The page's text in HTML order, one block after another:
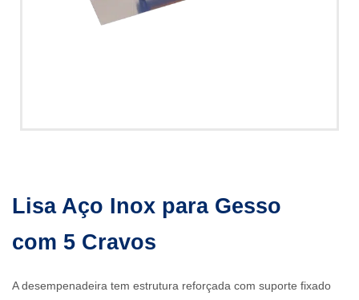
Lisa Aço Inox para Gesso
com 5 Cravos
A desempenadeira tem estrutura reforçada com suporte fixado